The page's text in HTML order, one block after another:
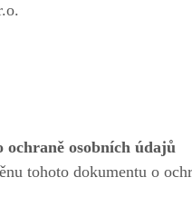
ochraně osobních údajů
tohoto dokumentu o